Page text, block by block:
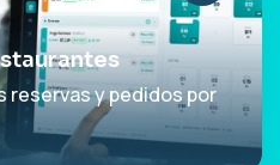
reservas y pedidos por